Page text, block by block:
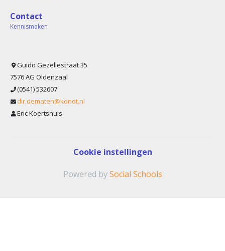
Contact
Kennismaken
Guido Gezellestraat 35
7576 AG Oldenzaal
(0541) 532607
dir.dematen@konot.nl
Eric Koertshuis
Cookie instellingen
Powered bySocial Schools